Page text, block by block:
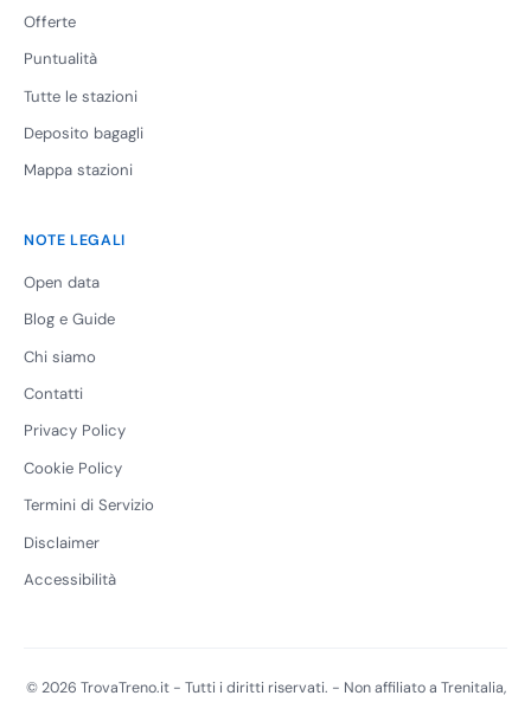
Offerte
Puntualità
Tutte le stazioni
Deposito bagagli
Mappa stazioni
NOTE LEGALI
Open data
Blog e Guide
Chi siamo
Contatti
Privacy Policy
Cookie Policy
Termini di Servizio
Disclaimer
Accessibilità
© 2026 TrovaTreno.it - Tutti i diritti riservati. - Non affiliato a Trenitalia,